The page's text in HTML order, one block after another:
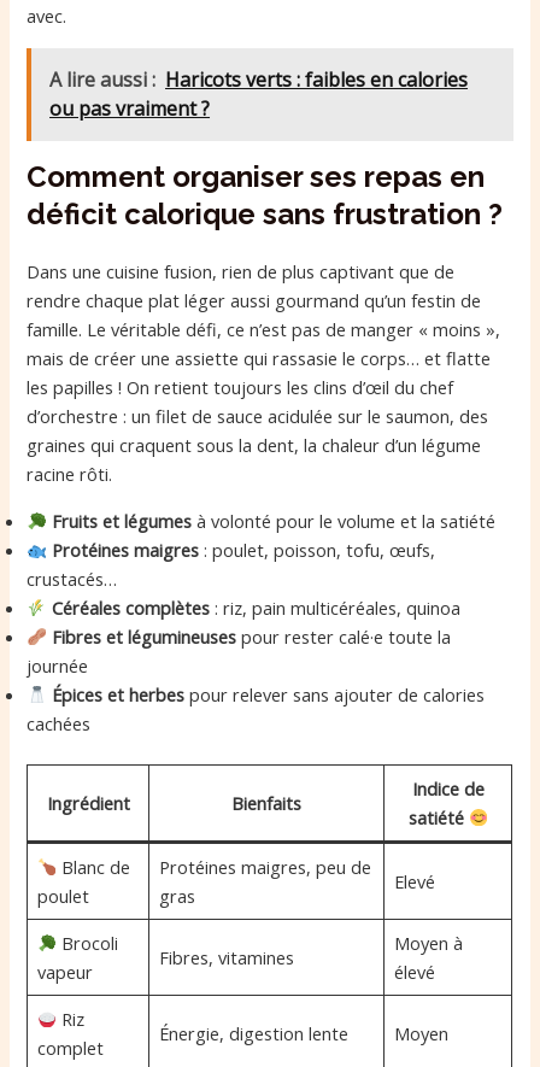
avec.
A lire aussi : Haricots verts : faibles en calories
ou pas vraiment ?
Comment organiser ses repas en
déficit calorique sans frustration ?
Dans une cuisine fusion, rien de plus captivant que de
rendre chaque plat léger aussi gourmand qu’un festin de
famille. Le véritable défi, ce n’est pas de manger « moins »,
mais de créer une assiette qui rassasie le corps… et flatte
les papilles ! On retient toujours les clins d’œil du chef
d’orchestre : un filet de sauce acidulée sur le saumon, des
graines qui craquent sous la dent, la chaleur d’un légume
racine rôti.
Fruits et légumes à volonté pour le volume et la satiété
Protéines maigres : poulet, poisson, tofu, œufs,
crustacés…
Céréales complètes : riz, pain multicéréales, quinoa
Fibres et légumineuses pour rester calé·e toute la
journée
Épices et herbes pour relever sans ajouter de calories
cachées
Ingrédient Bienfaits
Indice de
satiété
Blanc de
poulet
Protéines maigres, peu de
gras
Elevé
Brocoli
vapeur
Fibres, vitamines
Moyen à
élevé
Riz
complet
Énergie, digestion lente Moyen